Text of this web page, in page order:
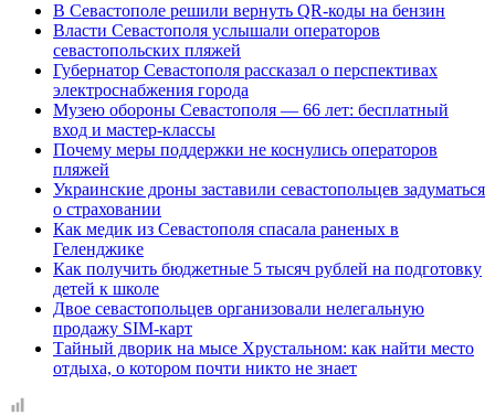
В Севастополе решили вернуть QR-коды на бензин
Власти Севастополя услышали операторов
севастопольских пляжей
Губернатор Севастополя рассказал о перспективах
электроснабжения города
Музею обороны Севастополя — 66 лет: бесплатный
вход и мастер-классы
Почему меры поддержки не коснулись операторов
пляжей
Украинские дроны заставили севастопольцев задуматься
о страховании
Как медик из Севастополя спасала раненых в
Геленджике
Как получить бюджетные 5 тысяч рублей на подготовку
детей к школе
Двое севастопольцев организовали нелегальную
продажу SIM-карт
Тайный дворик на мысе Хрустальном: как найти место
отдыха, о котором почти никто не знает